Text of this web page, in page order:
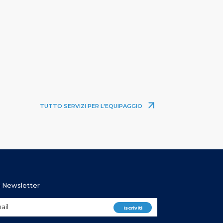
TUTTO SERVIZI PER L'EQUIPAGGIO
Newsletter